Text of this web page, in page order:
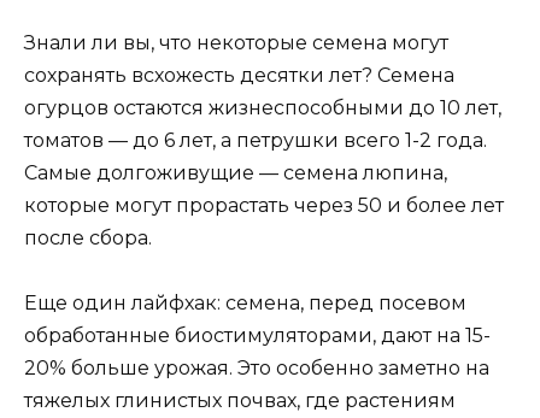
Знали ли вы, что некоторые семена могут
сохранять всхожесть десятки лет? Семена
огурцов остаются жизнеспособными до 10 лет,
томатов — до 6 лет, а петрушки всего 1-2 года.
Самые долгоживущие — семена люпина,
которые могут прорастать через 50 и более лет
после сбора.
Еще один лайфхак: семена, перед посевом
обработанные биостимуляторами, дают на 15-
20% больше урожая. Это особенно заметно на
тяжелых глинистых почвах, где растениям